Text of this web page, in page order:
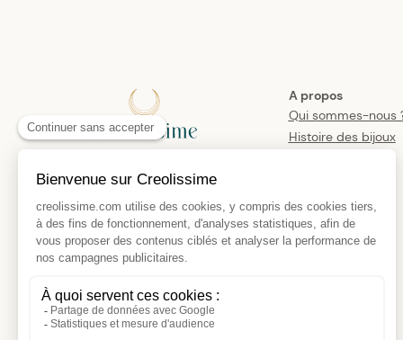
A propos
Qui sommes-nous
Histoire des bijoux